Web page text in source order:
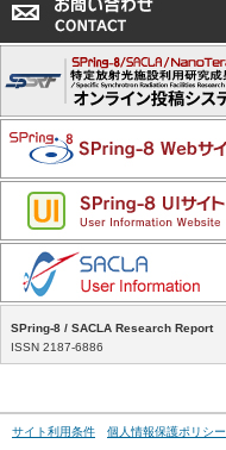
SPring-8 / SACLA Research Report
ISSN 2187-6886
サイト利用条件 個人情報保護ポリシー